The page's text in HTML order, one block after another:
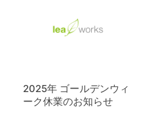
2025年 ゴールデンウィ
ーク休業のお知らせ